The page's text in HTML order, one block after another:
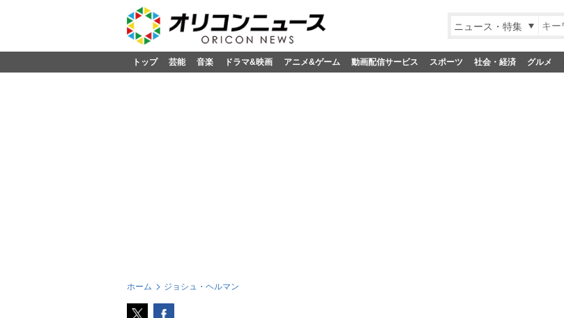
ニュース・特集
トップ 芸能 音楽 ドラマ&映画 アニメ&ゲーム 動画配信サービス スポーツ 社会・経済 グルメ
ホーム ジョシュ・ヘルマン